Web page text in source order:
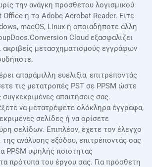
την ανάγκη πρόσθετου λογισμικού
ή το Adobe Acrobat Reader. Είτε
macOS, Linux ή οποιαδήποτε άλλη
Cloud εξασφαλίζει
μετασχηματισμούς εγγράφων
απαράμιλλη ευελιξία, επιτρέποντάς
τις μετατροπές PST σε PPSM ώστε
συγκεκριμένες απαιτήσεις σας.
να μετατρέψετε ολόκληρα έγγραφα,
σελίδες ή να ορίσετε
σελίδων. Επιπλέον, έχετε τον έλεγχο
της ανάλυσης εξόδου, επιτρέποντάς σας
PPSM υψηλής ποιότητας
πρότυπα του έργου σας. Για πρόσθετη